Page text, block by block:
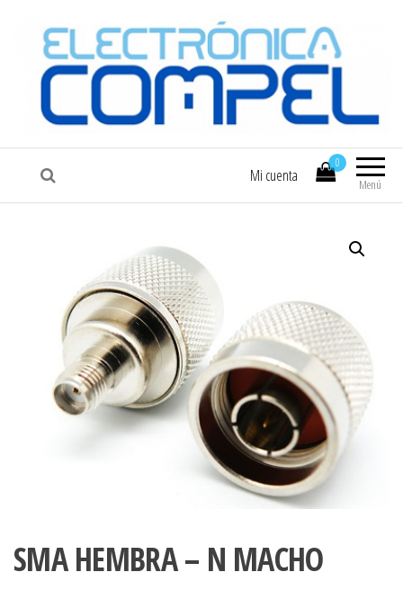
COMPEL Electrónica COMPEL
Menú
0
Mi cuenta
SMA HEMBRA – N MACHO